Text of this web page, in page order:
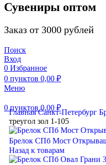
Сувениры оптом
Заказ от 3000 рублей
Поиск
Вход
0 Избранное
0 пунктов 0,00 ₽
Меню
0пунктов 0,00 ₽
ГлавнаяСанкт-Петербург
треугол зол 1-105
Брелок СПб Мост
Назад к товарам